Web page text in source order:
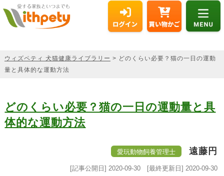
ウィズペティ 犬猫健康ライブラリー > どのくらい必要？猫の一日の運動
量と具体的な運動方法
どのくらい必要？猫の一日の運動量と具
体的な運動方法
愛玩動物飼養管理士 遠藤円
[記事公開日] 2020-09-30[最終更新日] 2020-09-30